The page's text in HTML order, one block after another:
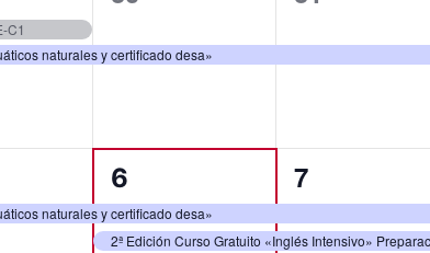
C1
naturales y certificado desa»
naturales y certificado desa»
2
eventos,
6
2ª Edición Curso Gratuito «Inglés Intensivo»
2
eventos,
7